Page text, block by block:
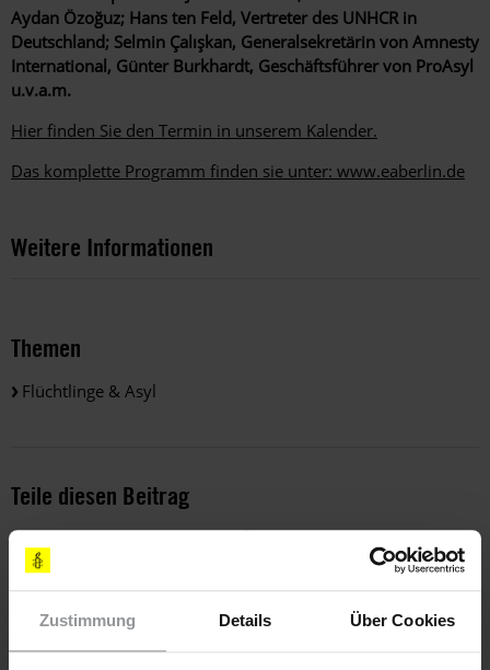
Zustimmung Details Über Cookies
Aydan Özoğuz; Hans ten Feld, Vertreter des UNHCR in
Deutschland; Selmin Çalışkan, Generalsekretärin von Amnesty
International, Günter Burkhardt, Geschäftsführer von ProAsyl
u.v.a.m.
Hier finden Sie den Termin in unserem Kalender.
Das komplette Programm finden sie unter: www.eaberlin.de
Weitere Informationen
Themen
Flüchtlinge & Asyl
Teile diesen Beitrag